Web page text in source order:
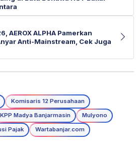
AEROX ALPHA Pamerkan
Anti-Mainstream, Cek Juga
Komisaris 12 Perusahaan
KPP Madya Banjarmasin
Mulyono
Pajak Wartabanjar.com